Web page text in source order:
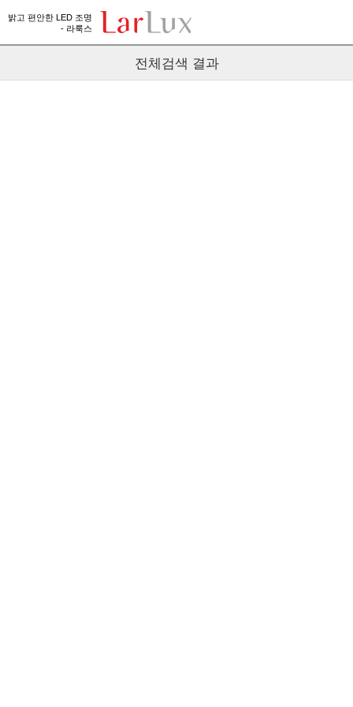
밝고 편안한 LED 조명
- 라룩스
전체검색 결과